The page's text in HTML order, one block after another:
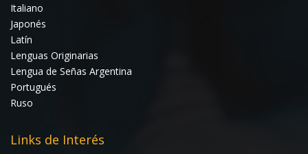
Italiano
Japonés
Latín
Lenguas Originarias
Lengua de Señas Argentina
Portugués
Ruso
Links de Interés